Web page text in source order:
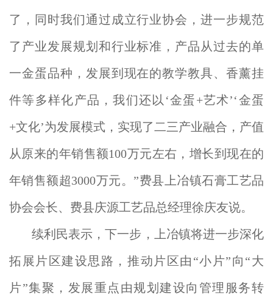
了，同时我们通过成立行业协会，进一步规范
了产业发展规划和行业标准，产品从过去的单
一金蛋品种，发展到现在的教学教具、香薰挂
件等多样化产品，我们还以‘金蛋+艺术’‘金蛋
+文化’为发展模式，实现了二三产业融合，产值
从原来的年销售额100万元左右，增长到现在的
年销售额超3000万元。”费县上冶镇石膏工艺品
协会会长、费县庆源工艺品总经理徐庆友说。
续利民表示，下一步，上冶镇将进一步深化
拓展片区建设思路，推动片区由“小片”向“大
片”集聚，发展重点由规划建设向管理服务转